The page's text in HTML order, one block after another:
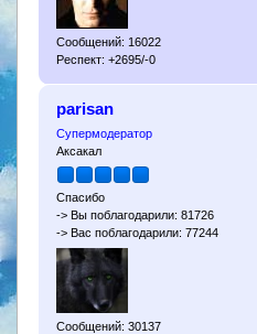
Сообщений: 16022
Респект: +2695/-0
parisan
Супермодератор
Аксакал
Спасибо
-> Вы поблагодарили: 81726
-> Вас поблагодарили: 77244
Сообщений: 30137